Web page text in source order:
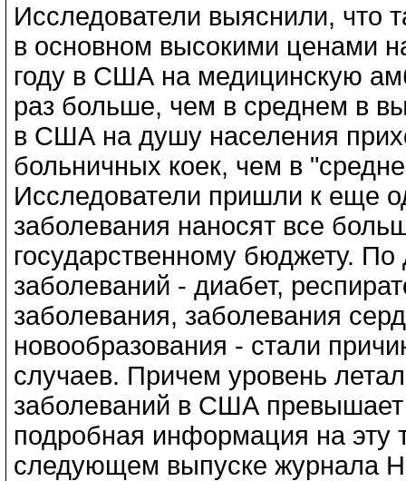
Исследователи выяснили, что
в основном высокими ценами
году в США на медицинскую
раз больше, чем в среднем в
в США на душу населения
больничных коек, чем в
Исследователи пришли к еще
заболевания наносят все
государственному бюджету.
заболеваний - диабет,
заболевания, заболевания
новообразования - стали
случаев. Причем уровень
заболеваний в США
подробная информация на эту
следующем выпуске журнала